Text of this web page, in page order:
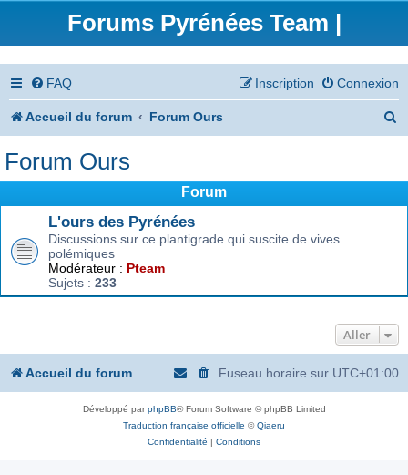
Forums Pyrénées Team |
FAQ Connexion
Inscription
Accueil du forum Forum Ours
e
r
Forum Ours
Forum
L'ours des Pyrénées
Discussions sur ce plantigrade qui suscite de vives
polémiques
Modérateur : Pteam
Sujets : 233
Aller
Accueil du forum Fuseau horaire sur UTC+01:00
Développé parphpBB® Forum Software © phpBB Limited
Traduction française officielle ©Qiaeru
Confidentialité | Conditions